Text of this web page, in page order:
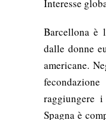
Interesse
Barcellona è
dalle donne
americane.
raggiungere
Spagna è